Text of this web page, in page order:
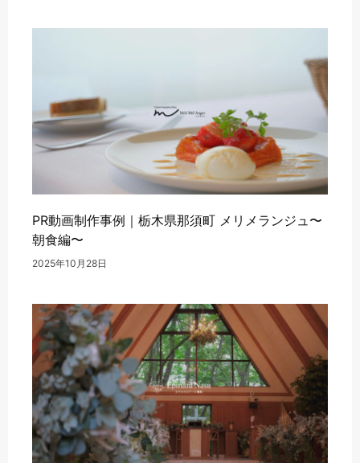
PR動画制作事例｜栃木県那須町 メリメランジュ〜
朝食編〜
2025年10月28日